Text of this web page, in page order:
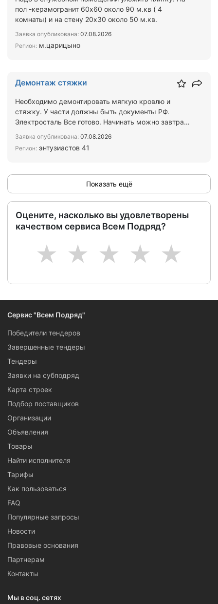
пол -керамогранит 60х60 около 90 м.кв ( 4
комнаты) и на стену 20х30 около 50 м.кв.
Заявка опубликована: 07.08.2026
Регион: м.царицыно
Демонтаж стяжки
Необходимо демонтировать мягкую кровлю и
стяжку. У части должны быть документы РФ.
Электросталь Все готово. Начинать можно завтра.
Заявка опубликована: 07.08.2026
Регион: энтузиастов 41
Показать ещё
Оцените, насколько вы удовлетворены
качеством сервиса Всем Подряд?
5
4
3
2
1
Сервис "Всем Подряд"
Победители тендеров
Завершенные тендеры
Тендеры
Заявки на субподряд
Карта строек
Подбор поставщиков
Организации
Объявления
Товары
Найти исполнителя
Тарифы
Как пользоваться
FAQ
Популярные запросы
Новости
Правовые основания
Партнерам
Контакты
Мы в соц. сетях